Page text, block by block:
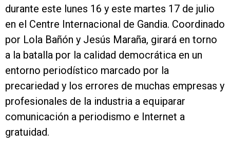
durante este lunes 16 y este martes 17 de julio
en el Centre Internacional de Gandia. Coordinado
por Lola Bañón y Jesús Maraña, girará en torno
a la batalla por la calidad democrática en un
entorno periodístico marcado por la
precariedad y los errores de muchas empresas y
profesionales de la industria a equiparar
comunicación a periodismo e Internet a
gratuidad.